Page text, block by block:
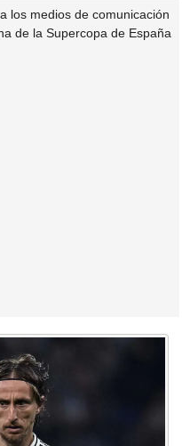
los medios de comunicación
de la Supercopa de España